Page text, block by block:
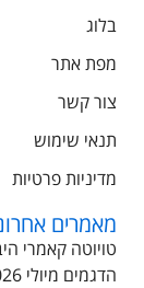
בלוג
מפת אתר
צור קשר
תנאי שימוש
מדיניות פרטיות
מאמרים
טויוטה קאמרי
הדגמים מיולי 2026